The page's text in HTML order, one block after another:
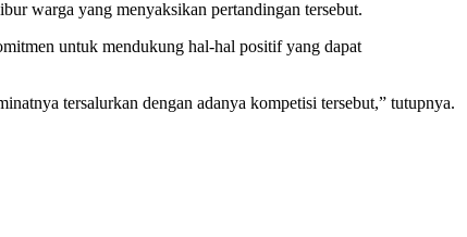
warga yang menyaksikan pertandingan tersebut.
untuk mendukung hal-hal positif yang dapat
tersalurkan dengan adanya kompetisi tersebut,” tutupnya.